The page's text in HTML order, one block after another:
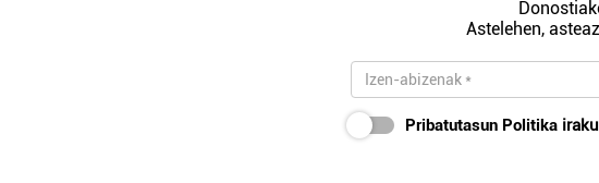
Astelehen,
Pribatutasun Politika